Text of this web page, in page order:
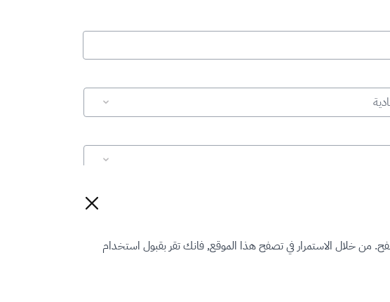
إعادة تعيين
من خلال الاستمرار في تصفح هذا الموقع, فانك تقر بقبول استخدام